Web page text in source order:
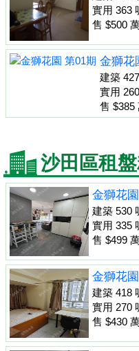
實用 363
售 $500
金獅花
建築
實用
售 $385
沙田區租
金獅花
建築 530
實用 335
售 $499
金獅花
建築 418
實用 270
售 $430